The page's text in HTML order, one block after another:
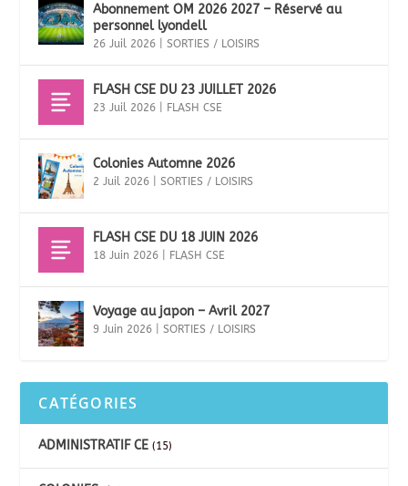
Abonnement OM 2026 2027 – Réservé au
personnel lyondell
26 Juil 2026 |SORTIES / LOISIRS
FLASH CSE DU 23 JUILLET 2026
23 Juil 2026 FLASH CSE
Colonies Automne 2026
2 Juil 2026 |SORTIES / LOISIRS
FLASH CSE DU 18 JUIN 2026
18 Juin 2026 FLASH CSE
Voyage au japon – Avril 2027
9 Juin 2026 |SORTIES / LOISIRS
CATÉGORIES
ADMINISTRATIF CE (15)